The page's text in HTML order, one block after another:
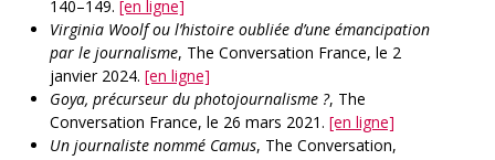
140–149. [en ligne]
Virginia Woolf ou l’histoire oubliée d’une émancipation
par le journalisme, The Conversation France, le 2
janvier 2024. [en ligne]
Goya, précurseur du photojournalisme ?, The
Conversation France, le 26 mars 2021. [en ligne]
Un journaliste nommé Camus, The Conversation,